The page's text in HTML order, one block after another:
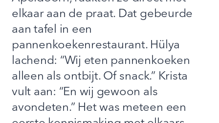
elkaar aan de praat. Dat gebeurde
aan tafel in een
pannenkoekenrestaurant. Hülya
lachend: “Wij eten pannenkoeken
alleen als ontbijt. Of snack.” Krista
vult aan: “En wij gewoon als
avondeten.” Het was meteen een